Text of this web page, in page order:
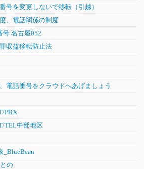
号を変更しないで移転（引越）
、電話関係の制度
号 名古屋052
収益移転防止法
電話番号をクラウドへあげましょう
PBX
TEL中部地区
_BlueBean
の